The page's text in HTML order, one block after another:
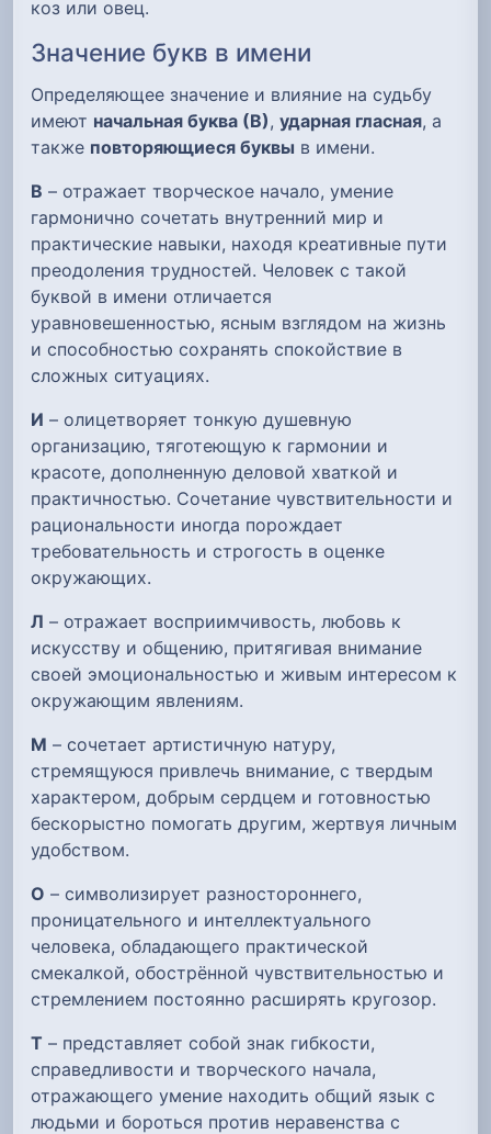
коз или овец.
Значение букв в имени
Определяющее значение и влияние на судьбу
имеют начальная буква (В), ударная гласная, а
также повторяющиеся буквы в имени.
В – отражает творческое начало, умение
гармонично сочетать внутренний мир и
практические навыки, находя креативные пути
преодоления трудностей. Человек с такой
буквой в имени отличается
уравновешенностью, ясным взглядом на жизнь
и способностью сохранять спокойствие в
сложных ситуациях.
И – олицетворяет тонкую душевную
организацию, тяготеющую к гармонии и
красоте, дополненную деловой хваткой и
практичностью. Сочетание чувствительности и
рациональности иногда порождает
требовательность и строгость в оценке
окружающих.
Л – отражает восприимчивость, любовь к
искусству и общению, притягивая внимание
своей эмоциональностью и живым интересом к
окружающим явлениям.
М – сочетает артистичную натуру,
стремящуюся привлечь внимание, с твердым
характером, добрым сердцем и готовностью
бескорыстно помогать другим, жертвуя личным
удобством.
О – символизирует разностороннего,
проницательного и интеллектуального
человека, обладающего практической
смекалкой, обострённой чувствительностью и
стремлением постоянно расширять кругозор.
Т – представляет собой знак гибкости,
справедливости и творческого начала,
отражающего умение находить общий язык с
людьми и бороться против неравенства с